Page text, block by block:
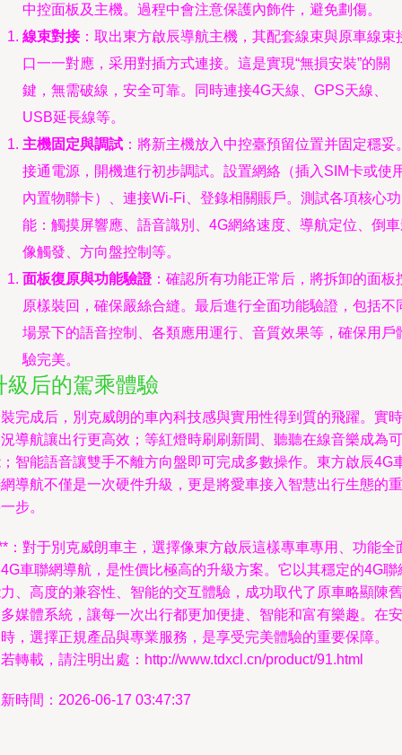
中控面板及主機。過程中會注意保護內飾件，避免劃傷。
線束對接：取出東方啟辰導航主機，其配套線束與原車線束
口一一對應，采用對插方式連接。這是實現“無損安裝”的關
鍵，無需破線，安全可靠。同時連接4G天線、GPS天線、
USB延長線等。
主機固定與調試 ：將新主機放入中控臺預留位置并固定穩妥
接通電源，開機進行初步調試。設置網絡（插入SIM卡或使
內置物聯卡）、連接Wi-Fi、登錄相關賬戶。測試各項核心功
能：觸摸屏響應、語音識別、4G網絡速度、導航定位、倒
像觸發、方向盤控制等。
面板復原與功能驗證：確認所有功能正常后，將拆卸的面板
原樣裝回，確保嚴絲合縫。最后進行全面功能驗證，包括不
場景下的語音控制、各類應用運行、音質效果等，確保用戶
驗完美。
級后的駕乘體驗
完成后，別克威朗的車內科技感與實用性得到質的飛躍。實時
導航讓出行更高效；等紅燈時刷刷新聞、聽聽在線音樂成為可
智能語音讓雙手不離方向盤即可完成多數操作。東方啟辰4G
導航不僅是一次硬件升級，更是將愛車接入智慧出行生態的重
步。
：對于別克威朗車主，選擇像東方啟辰這樣專車專用、功能全
車聯網導航，是性價比極高的升級方案。它以其穩定的4G聯
、高度的兼容性、智能的交互體驗，成功取代了原車略顯陳舊
媒體系統，讓每一次出行都更加便捷、智能和富有樂趣。在安
，選擇正規產品與專業服務，是享受完美體驗的重要保障。
轉載，請注明出處：http://www.tdxcl.cn/product/91.html
時間：2026-06-17 03:47:37